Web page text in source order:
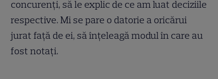
concurenți, să le explic de ce am luat deciziile
respective. Mi se pare o datorie a oricărui
jurat față de ei, să înțeleagă modul în care au
fost notați.